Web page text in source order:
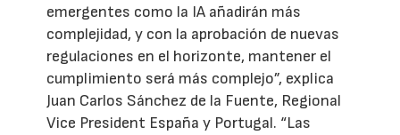
emergentes como la IA añadirán más
complejidad, y con la aprobación de nuevas
regulaciones en el horizonte, mantener el
cumplimiento será más complejo”, explica
Juan Carlos Sánchez de la Fuente, Regional
Vice President España y Portugal. “Las